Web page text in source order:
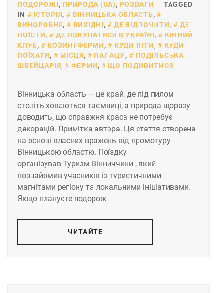
ПОДОРОЖІ, ПРИРОДА (UA), РОЗВАГИ
TAGGED
IN
ІСТОРІЯ, ВІННИЦЬКА ОБЛАСТЬ,
ВИНОРОБНЯ, ВИХІДНІ, ДЕ ВІДПОЧИТИ,
ДЕ
ПОЇСТИ, ДЕ ПОКУПАТИСЯ В УКРАЇНІ,
КІННИЙ
КЛУБ, КОЗИНІ ФЕРМИ, КУДИ ПІТИ,
КУДИ
ПОЇХАТИ, МІСЦЯ, ПАЛАЦИ,
ПОДІЛЬСЬКА
ШВЕЙЦАРІЯ, ФЕРМИ, ЩО ПОДИВИТИСЯ
Вінницька область — це край, де під пилом
століть ховаються таємниці, а природа щоразу
доводить, що справжня краса не потребує
декорацій. Примітка автора. Ця стаття створена
на основі власних вражень від промотуру
Вінницькою областю. Поїздку
організував Туризм Вінниччини , який
познайомив учасників із туристичними
магнітами регіону та локальними ініціативами.
Якщо плануєте подорож
ЧИТАЙТЕ